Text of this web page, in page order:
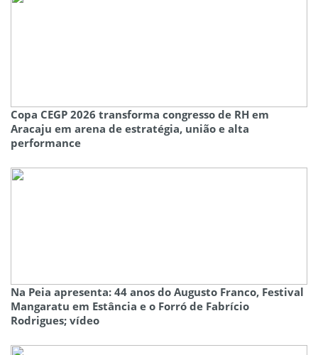
Copa CEGP 2026 transforma congresso de RH em
Aracaju em arena de estratégia, união e alta
performance
Na Peia apresenta: 44 anos do Augusto Franco, Festival
Mangaratu em Estância e o Forró de Fabrício
Rodrigues; vídeo